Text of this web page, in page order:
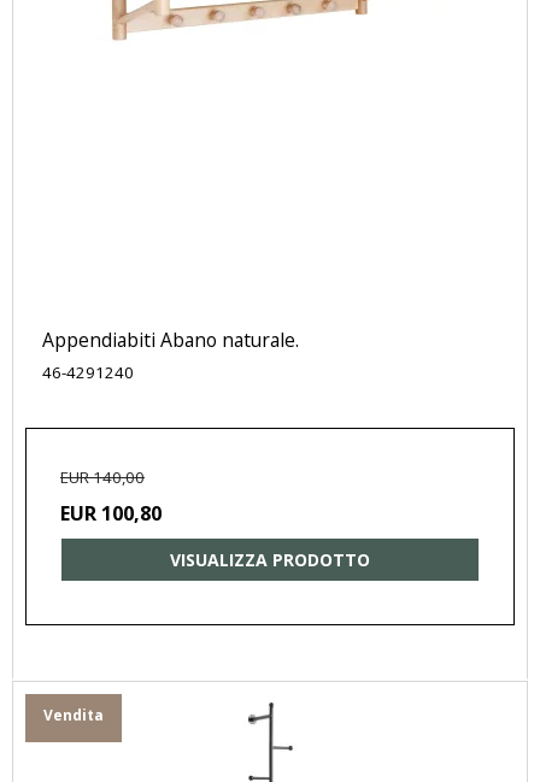
Appendiabiti Abano naturale.
46-4291240
EUR 140,00
EUR 100,80
VISUALIZZA PRODOTTO
Vendita